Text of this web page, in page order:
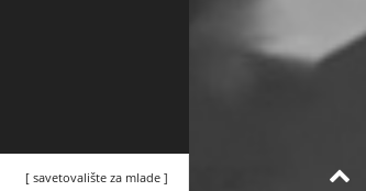
[ savetovalište za mlade ]